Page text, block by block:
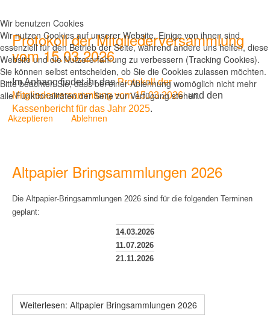
Protokoll der Mitgliederversammlung
vom 15.03.2026
Im Anhang findet ihrdasProtokoll der
Mitgliederversammlung vom 15.03.2026und den
Kassenbericht für das Jahr 2025.
Altpapier Bringsammlungen 2026
Die Altpapier-Bringsammlungen 2026 sind für die folgenden Terminen
geplant:
14.03.2026
11.07.2026
21.11.2026
Weiterlesen: Altpapier Bringsammlungen 2026
Wir benutzen Cookies
Wir nutzen Cookies auf unserer Website. Einige von ihnen sind
essenziell für den Betrieb der Seite, während andere uns helfen, diese
Website und die Nutzererfahrung zu verbessern (Tracking Cookies).
Sie können selbst entscheiden, ob Sie die Cookies zulassen möchten.
Bitte beachten Sie, dass bei einer Ablehnung womöglich nicht mehr
alle Funktionalitäten der Seite zur Verfügung stehen.
Akzeptieren
Ablehnen